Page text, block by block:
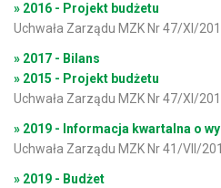
» 2016 - Projekt budżetu
Uchwała Zarządu MZK Nr 47/XI/
» 2017 - Bilans
» 2015 - Projekt budżetu
Uchwała Zarządu MZK Nr 47/XI/
» 2019 - Informacja kwartalna o
Uchwała Zarządu MZK Nr 41/VII/
» 2019 - Budżet